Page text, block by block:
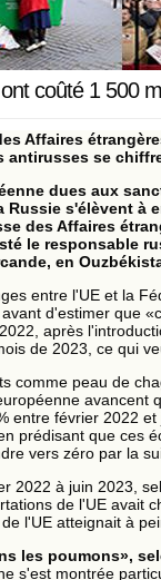
cardinal Burke déclare...
coûté 1 500
Affaires
antirusses se
dues aux
s'élèvent à
des Affaires
le responsable
en
entre l'UE et la
d'estimer que
après
de 2023, ce qui
comme peau de
avancent
entre février 2022
prédisant que ces
vers zéro par la
2022 à juin 2023,
de l'UE avait
l'UE atteignait à
les poumons»,
s'est montrée